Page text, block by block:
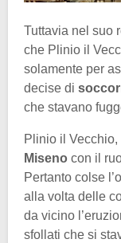
Tuttavia nel suo
che Plinio il
solamente per
decise di
che stavano
Plinio il
Miseno con il
Pertanto colse
alla volta delle
da vicino
sfollati che si